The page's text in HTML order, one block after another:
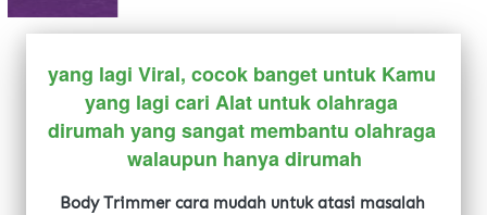
yang lagi Viral, cocok banget untuk Kamu
yang lagi cari Alat untuk olahraga
dirumah yang sangat membantu olahraga
walaupun hanya dirumah
Body Trimmer cara mudah untuk atasi masalah